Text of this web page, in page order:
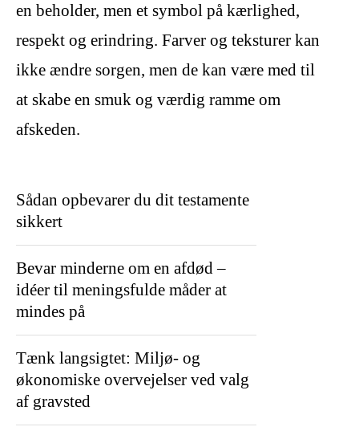
en beholder, men et symbol på kærlighed,
respekt og erindring. Farver og teksturer kan
ikke ændre sorgen, men de kan være med til
at skabe en smuk og værdig ramme om
afskeden.
Sådan opbevarer du dit testamente
sikkert
Bevar minderne om en afdød –
idéer til meningsfulde måder at
mindes på
Tænk langsigtet: Miljø- og
økonomiske overvejelser ved valg
af gravsted